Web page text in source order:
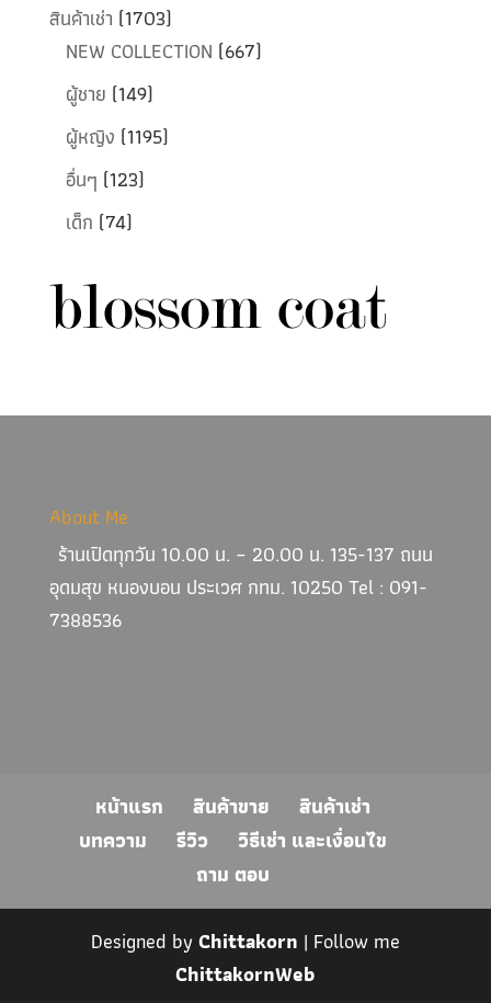
สินค้าเช่า (1703)
NEW COLLECTION (667)
ผู้ชาย (149)
ผู้หญิง (1195)
อื่นๆ (123)
เด็ก (74)
About Me
ร้านเปิดทุกวัน 10.00 น. – 20.00 น. 135-137 ถนน
อุดมสุข หนองบอน ประเวศ กทม. 10250 Tel : 091-
7388536
หน้าแรก สินค้าขาย
สินค้าเช่า
บทความ
รีวิว
วิธีเช่า และเงื่อนไข
ถาม ตอบ
Designed by Chittakorn | Follow me
ChittakornWeb